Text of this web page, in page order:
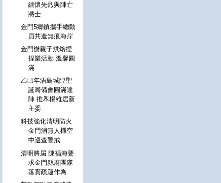
緬懷先烈與陣亡
將士
金門5鄉鎮攜手總動
員共造無痕海岸
金門辦親子烘焙捏
捏樂活動 溫馨圓
滿
乙巳年浯島城隍聖
誕籌備會圓滿達
陣 推舉楊維居新
主委
科技強化清明防火
金門消無人機空
中巡查警戒
清明將屆 陳福海要
求金門縣府團隊
落實疏運作為